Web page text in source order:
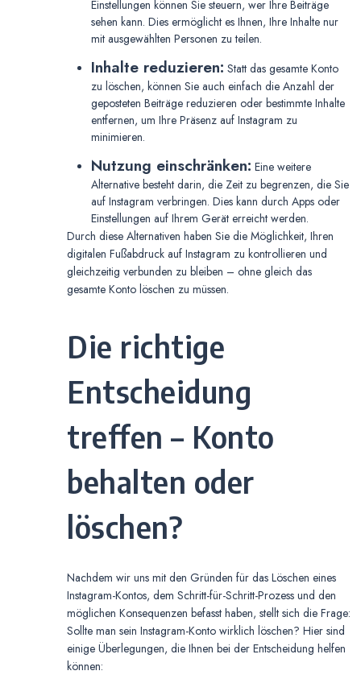
Einstellungen können Sie steuern, wer Ihre Beiträge
sehen kann. Dies ermöglicht es Ihnen, Ihre Inhalte nur
mit ausgewählten Personen zu teilen.
Inhalte reduzieren: Statt das gesamte Konto
zu löschen, können Sie auch einfach die Anzahl der
geposteten Beiträge reduzieren oder bestimmte Inhalte
entfernen, um Ihre Präsenz auf Instagram zu
minimieren.
Nutzung einschränken: Eine weitere
Alternative besteht darin, die Zeit zu begrenzen, die Sie
auf Instagram verbringen. Dies kann durch Apps oder
Einstellungen auf Ihrem Gerät erreicht werden.
Durch diese Alternativen haben Sie die Möglichkeit, Ihren
digitalen Fußabdruck auf Instagram zu kontrollieren und
gleichzeitig verbunden zu bleiben – ohne gleich das
gesamte Konto löschen zu müssen.
Die richtige
Entscheidung
treffen – Konto
behalten oder
löschen?
Nachdem wir uns mit den Gründen für das Löschen eines
Instagram-Kontos, dem Schritt-für-Schritt-Prozess und den
möglichen Konsequenzen befasst haben, stellt sich die Frage:
Sollte man sein Instagram-Konto wirklich löschen? Hier sind
einige Überlegungen, die Ihnen bei der Entscheidung helfen
können: